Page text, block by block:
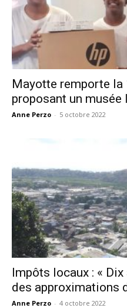
Mayotte remporte la
proposant un musée
Anne Perzo - 5 octobre 2022
Impôts locaux : «
des approximations
Anne Perzo - 4 octobre 2022